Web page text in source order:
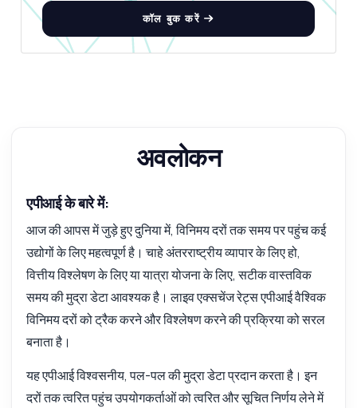
कॉल बुक करें
अवलोकन
एपीआई के बारे में:
आज की आपस में जुड़े हुए दुनिया में, विनिमय दरों तक समय पर पहुंच कई
उद्योगों के लिए महत्वपूर्ण है। चाहे अंतरराष्ट्रीय व्यापार के लिए हो,
वित्तीय विश्लेषण के लिए या यात्रा योजना के लिए, सटीक वास्तविक
समय की मुद्रा डेटा आवश्यक है। लाइव एक्सचेंज रेट्स एपीआई वैश्विक
विनिमय दरों को ट्रैक करने और विश्लेषण करने की प्रक्रिया को सरल
बनाता है।
यह एपीआई विश्वसनीय, पल-पल की मुद्रा डेटा प्रदान करता है। इन
दरों तक त्वरित पहुंच उपयोगकर्ताओं को त्वरित और सूचित निर्णय लेने में